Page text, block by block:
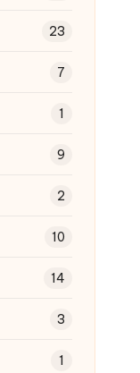
23
7
1
9
2
10
14
3
1